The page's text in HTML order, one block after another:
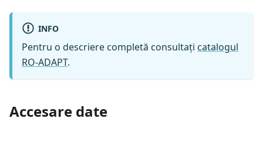
INFO
Pentru o descriere completă consultați catalogul
RO-ADAPT.
Accesare date